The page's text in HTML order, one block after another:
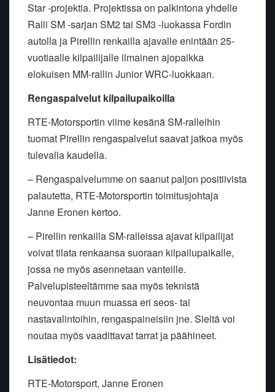
Star -projektia. Projektissa on palkintona yhdelle
Ralli SM -sarjan SM2 tai SM3 -luokassa Fordin
autolla ja Pirellin renkailla ajavalle enintään 25-
vuotiaalle kilpailijalle ilmainen ajopaikka
elokuisen MM-rallin Junior WRC-luokkaan.
Rengaspalvelut kilpailupaikoilla
RTE-Motorsportin viime kesänä SM-ralleihin
tuomat Pirellin rengaspalvelut saavat jatkoa myös
tulevalla kaudella.
– Rengaspalvelumme on saanut paljon positiivista
palautetta, RTE-Motorsportin toimitusjohtaja
Janne Eronen kertoo.
– Pirellin renkailla SM-ralleissa ajavat kilpailijat
voivat tilata renkaansa suoraan kilpailupaikalle,
jossa ne myös asennetaan vanteille.
Palvelupisteeltämme saa myös teknistä
neuvontaa muun muassa eri seos- tai
nastavalintoihin, rengaspaineisiin jne. Sieltä voi
noutaa myös vaadittavat tarrat ja päähineet.
Lisätiedot:
RTE-Motorsport, Janne Eronen